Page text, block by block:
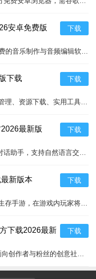
先在地址栏输入
意：非官方扩展可能存在
安卓免费版
下载
下载
下载
最新版
下载
新版本
下载
下载2026最新
下载